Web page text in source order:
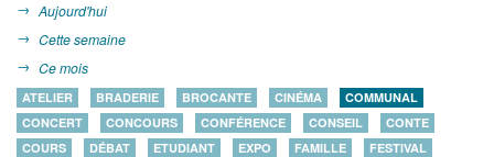
Aujourd'hui
Cette semaine
Ce mois
ATELIER BRADERIE BROCANTE CINÉMA
COMMUNAL
CONCERT
CONCOURS CONFÉRENCE CONSEIL
CONTE
COURS
DÉBAT ETUDIANT EXPO FAMILLE
FESTIVAL